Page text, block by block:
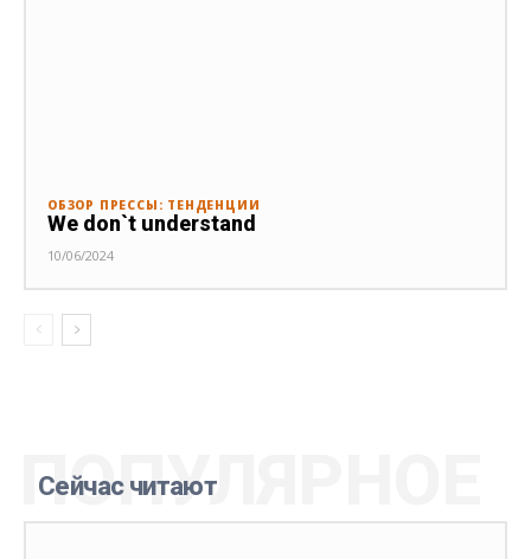
ОБЗОР ПРЕССЫ: ТЕНДЕНЦИИ
We don`t understand
10/06/2024
Сейчас читают
ПОПУЛЯРНОЕ